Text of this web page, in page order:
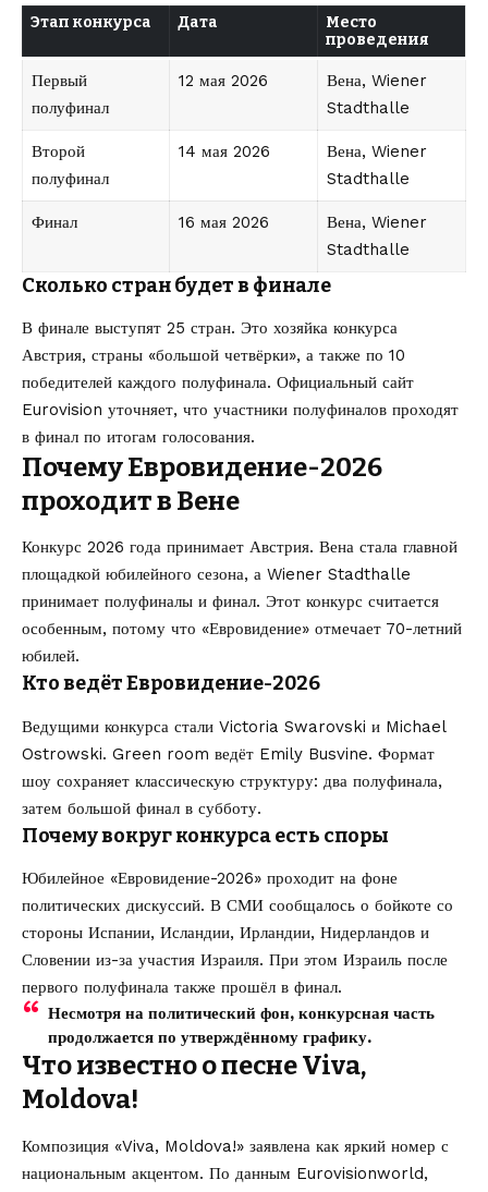
Этап конкурса Дата
Место
проведения
Первый
полуфинал
12 мая 2026
Вена, Wiener
Stadthalle
Второй
полуфинал
14 мая 2026
Вена, Wiener
Stadthalle
Финал 16 мая 2026
Вена, Wiener
Stadthalle
Сколько стран будет в финале
В финале выступят 25 стран. Это хозяйка конкурса
Австрия, страны «большой четвёрки», а также по 10
победителей каждого полуфинала. Официальный сайт
Eurovision уточняет, что участники полуфиналов проходят
в финал по итогам голосования.
Почему Евровидение-2026
проходит в Вене
Конкурс 2026 года принимает Австрия. Вена стала главной
площадкой юбилейного сезона, а Wiener Stadthalle
принимает полуфиналы и финал. Этот конкурс считается
особенным, потому что «Евровидение» отмечает 70-летний
юбилей.
Кто ведёт Евровидение-2026
Ведущими конкурса стали Victoria Swarovski и Michael
Ostrowski. Green room ведёт Emily Busvine. Формат
шоу сохраняет классическую структуру: два полуфинала,
затем большой финал в субботу.
Почему вокруг конкурса есть споры
Юбилейное «Евровидение-2026» проходит на фоне
политических дискуссий. В СМИ сообщалось о бойкоте со
стороны Испании, Исландии, Ирландии, Нидерландов и
Словении из-за участия Израиля. При этом Израиль после
первого полуфинала также прошёл в финал.
Несмотря на политический фон, конкурсная часть
продолжается по утверждённому графику.
Что известно о песне Viva,
Moldova!
Композиция «Viva, Moldova!» заявлена как яркий номер с
национальным акцентом. По данным Eurovisionworld,